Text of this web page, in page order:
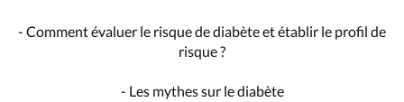
- Comment évaluer le risque de diabète et établir le profil de
risque ?
- Les mythes sur le diabète